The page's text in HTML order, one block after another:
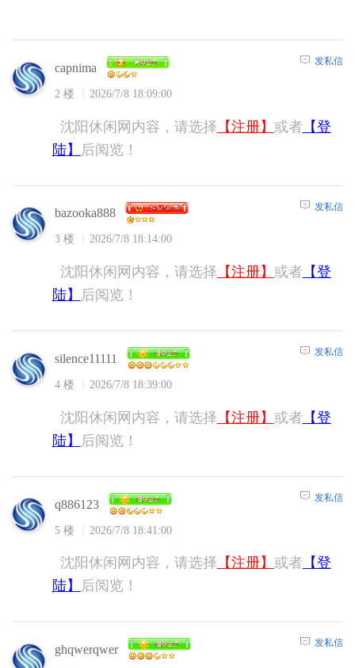
capnima
2 楼 2026/7/8 18:09:00
发私信
沈阳休闲网内容，请选择 【注册】 或者 【登
陆】
后阅览！
bazooka888
3 楼 2026/7/8 18:14:00
发私信
沈阳休闲网内容，请选择 【注册】 或者 【登
陆】
后阅览！
silence11111
4 楼 2026/7/8 18:39:00
发私信
沈阳休闲网内容，请选择 【注册】 或者 【登
陆】
后阅览！
q886123
5 楼 2026/7/8 18:41:00
发私信
沈阳休闲网内容，请选择 【注册】 或者 【登
陆】
后阅览！
ghqwerqwer 发私信